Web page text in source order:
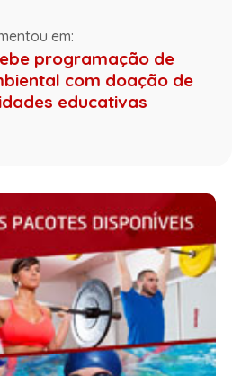
em:
programação de
com doação de
educativas